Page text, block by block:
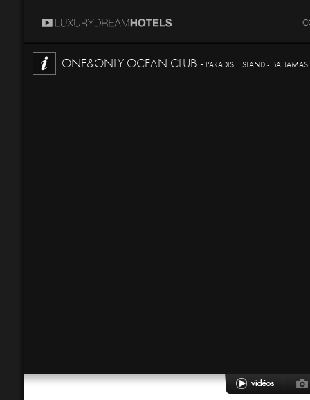
ONE&ONLY OCEAN CLUB - PARADISE ISLAND - BAHAMAS